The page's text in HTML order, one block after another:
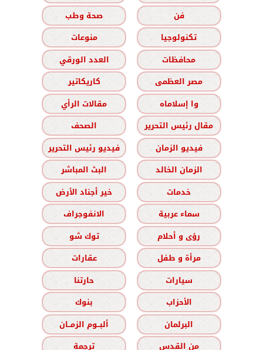
فن
صحة وطب
تكنولوجيا
منوعات
محافظات
العدد الورقي
مصر العظمى
كاريكاتير
وا إسلاماه
مقالات الرأي
مقال رئيس التحرير
الصحف
فيديو الزمان
فيديو رئيس التحرير
الزمان الخالد
البث المباشر
خدمات
خير أجناد الأرض
سماء عربية
الانفوجراف
رؤى و أحلام
توك شو
مرأة و طفل
عقارات
سيارات
حارتنا
الأحزاب
بنوك
البرلمان
ألبــوم الزمــان
من القدس
ترجمة